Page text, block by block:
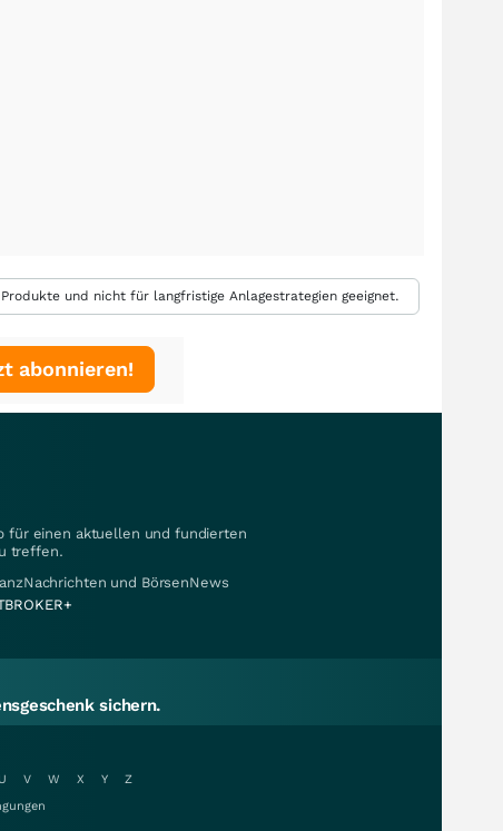
und nicht für langfristige Anlagestrategien geeignet.
abonnieren!
für einen aktuellen und fundierten
treffen.
und BörsenNews
sichern.
U V W X Y
Z